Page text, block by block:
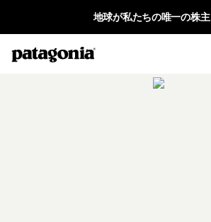
地球が私たちの唯一の株主